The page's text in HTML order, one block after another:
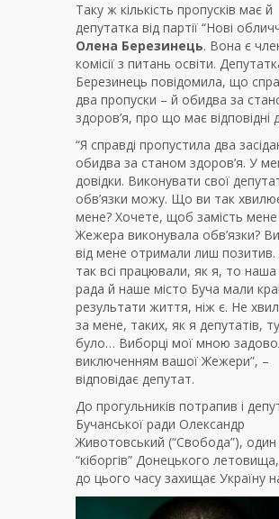
Таку ж кількість пропусків має й
депутатка від партії “Нові
Олена Березинець. Вона є
комісії з питань освіти.
Березинець повідомила, що
два пропуски – й обидва за
здоров’я, про що має відповідні
“Я справді пропустила два
обидва за станом здоров’я. У
довідки. Виконувати свої
обв’язки можу. Що ви так
мене? Хочете, щоб замість мене
Жежера виконувала обв’язки?
від мене отримали лиш
так всі працювали, як я, то наша
рада й наше місто Буча мали
результати життя, ніж є. Не
за мене, таких, як я депутатів,
було… Виборці мої мною
виключенням вашої Жежери”, –
відповідає депутат.
До прогульників потрапив і
Бучанської ради Олександр
Животовський (“Свобода”), один
“кіборгів” Донецького
до цього часу захищає Україну